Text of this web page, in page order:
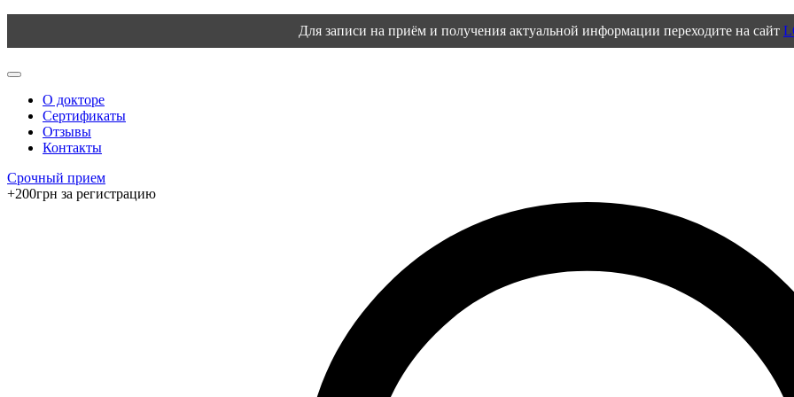
Для записи на приём и получения актуальной информации переходите на сайт
О докторе
Сертификаты
Отзывы
Контакты
Срочный прием
+200грн за регистрацию